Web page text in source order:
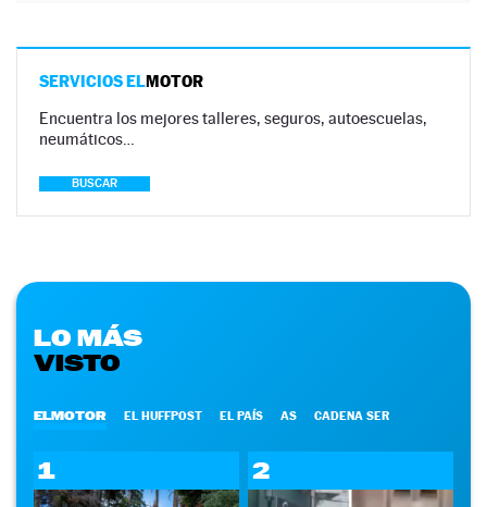
SERVICIOS ELMOTOR
Encuentra los mejores talleres, seguros, autoescuelas,
neumáticos…
BUSCAR
LO MÁS
VISTO
ELMOTOR EL HUFFPOST EL PAÍS AS CADENA SER
1 2